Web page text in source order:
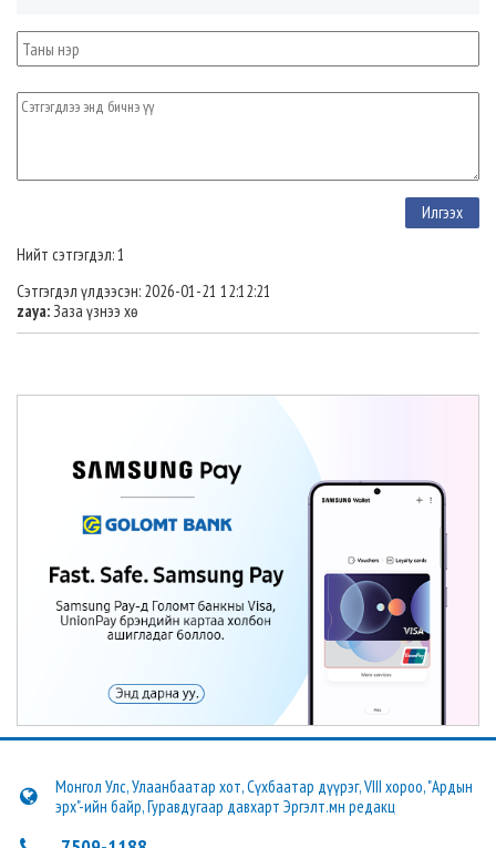
Нийт сэтгэгдэл: 1
Сэтгэгдэл үлдээсэн: 2026-01-21 12:12:21
zaya:Заза үзнээ хө
Монгол Улс, Улаанбаатар хот, Сүхбаатар дүүрэг, VIII хороо, "Ардын
эрх"-ийн байр, Гуравдугаар давхарт Эргэлт.мн редакц